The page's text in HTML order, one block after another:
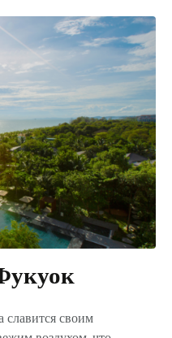
славится своим